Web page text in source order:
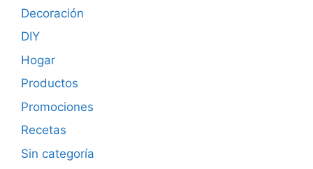
Decoración
DIY
Hogar
Productos
Promociones
Recetas
Sin categoría